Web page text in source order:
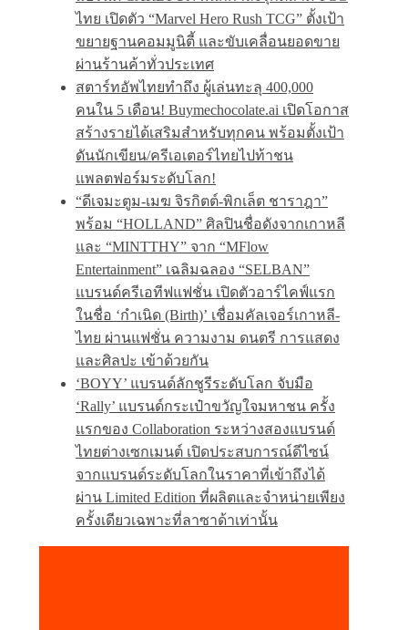
ไทย เปิดตัว “Marvel Hero Rush TCG” ตั้งเป้า
ขยายฐานคอมมูนิตี้ และขับเคลื่อนยอดขาย
ผ่านร้านค้าทั่วประเทศ
สตาร์ทอัพไทยทำถึง ผู้เล่นทะลุ 400,000
คนใน 5 เดือน! Buymechocolate.ai เปิดโอกาส
สร้างรายได้เสริมสำหรับทุกคน พร้อมตั้งเป้า
ดันนักเขียน/ครีเอเตอร์ไทยไปท้าชน
แพลตฟอร์มระดับโลก!
“ดีเจมะตูม-เมฆ จิรกิตต์-พิกเล็ต ชาราฎา”
พร้อม “HOLLAND” ศิลปินชื่อดังจากเกาหลี
และ “MINTTHY” จาก “MFlow
Entertainment” เฉลิมฉลอง “SELBAN”
แบรนด์ครีเอทีฟแฟชั่น เปิดตัวอาร์ไคฟ์แรก
ในชื่อ ‘กำเนิด (Birth)’ เชื่อมคัลเจอร์เกาหลี-
ไทย ผ่านแฟชั่น ความงาม ดนตรี การแสดง
และศิลปะ เข้าด้วยกัน
‘BOYY’ แบรนด์ลักชูรีระดับโลก จับมือ
‘Rally’ แบรนด์กระเป๋าขวัญใจมหาชน ครั้ง
แรกของ Collaboration ระหว่างสองแบรนด์
ไทยต่างเซกเมนต์ เปิดประสบการณ์ดีไซน์
จากแบรนด์ระดับโลกในราคาที่เข้าถึงได้
ผ่าน Limited Edition ที่ผลิตและจำหน่ายเพียง
ครั้งเดียวเฉพาะที่ลาซาด้าเท่านั้น